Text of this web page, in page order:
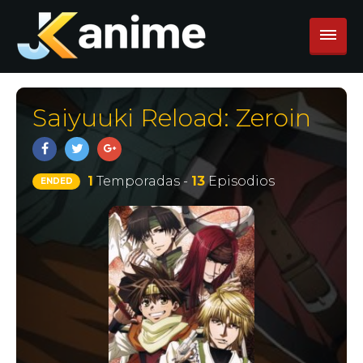
Saiyuuki Reload: Zeroin
ENDED 1 Temporadas - 13Episodios